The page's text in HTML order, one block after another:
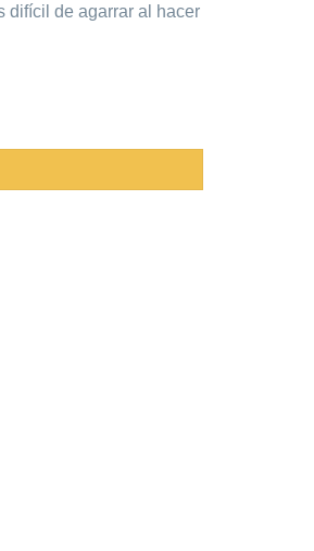
difícil de agarrar al hacer